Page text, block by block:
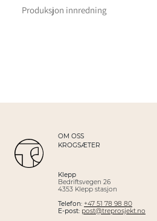
Produksjon innredning
Klepp
Bedriftsvegen 26
4353 Klepp stasjon
Telefon: +47 51 78 98 80
E-post: post@treprosjekt.no
OM OSS
KROGSÆTER